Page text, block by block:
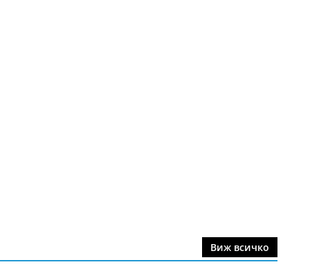
Виж всичко